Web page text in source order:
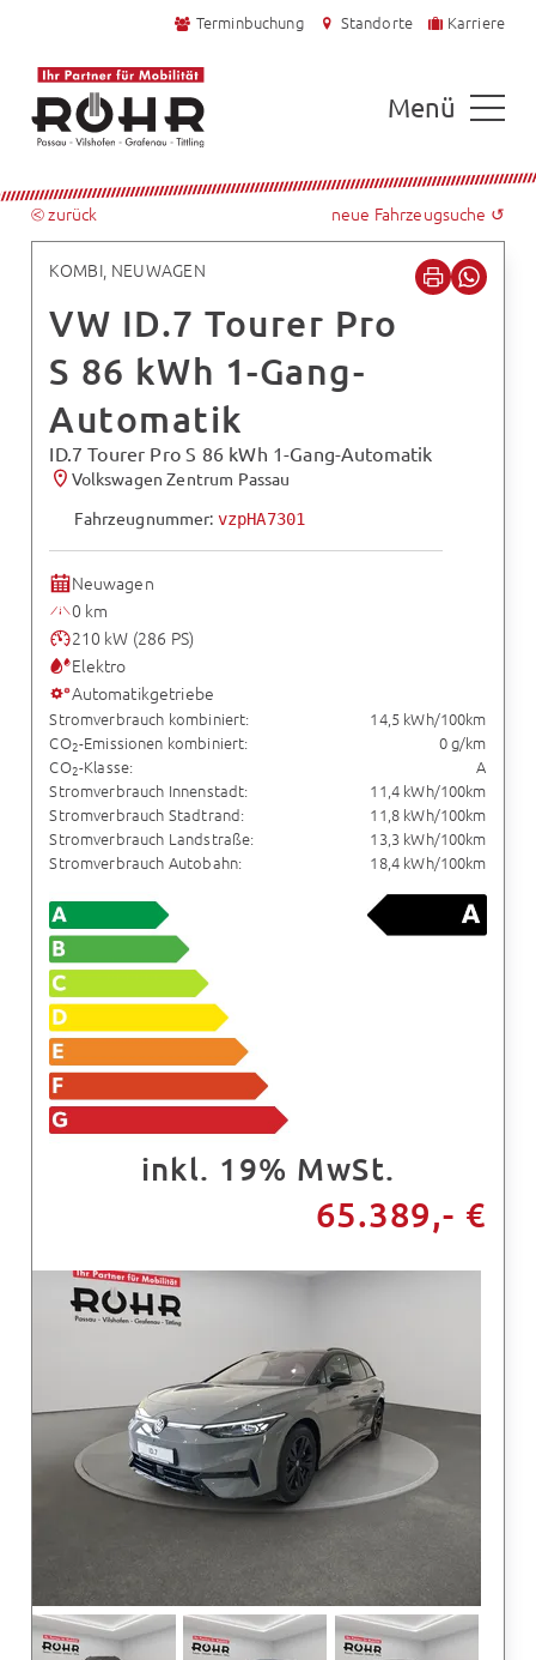
Terminbuchung Standorte Karriere
Menü
⧀ zurück neue Fahrzeugsuche ↺
KOMBI, NEUWAGEN
VW ID.7 Tourer Pro
S 86 kWh 1-Gang-
Automatik
ID.7 Tourer Pro S 86 kWh 1-Gang-Automatik
Volkswagen Zentrum Passau
Fahrzeugnummer: vzpHA7301
Neuwagen
0 km
210 kW (286 PS)
Elektro
Automatikgetriebe
Stromverbrauch kombiniert:
14,5 kWh/100km
CO2-Emissionen kombiniert:
0 g/km
CO2-Klasse:
A
Stromverbrauch Innenstadt:
11,4 kWh/100km
Stromverbrauch Stadtrand:
11,8 kWh/100km
Stromverbrauch Landstraße:
13,3 kWh/100km
Stromverbrauch Autobahn:
18,4 kWh/100km
inkl. 19% MwSt.
65.389,- €